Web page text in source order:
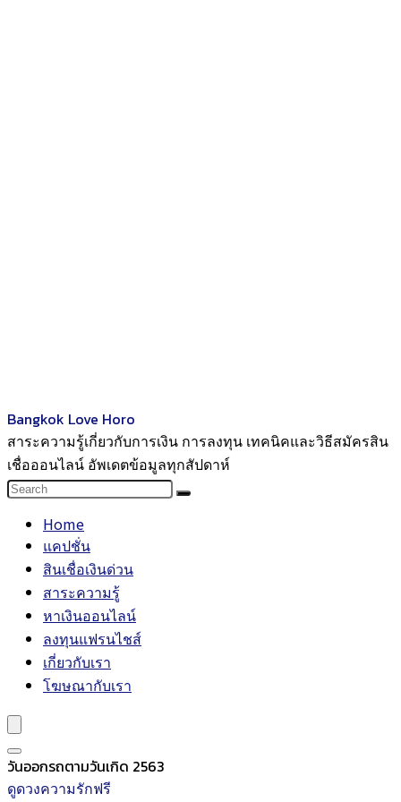
Bangkok Love Horo
สาระความรู้เกี่ยวกับการเงิน การลงทุน เทคนิคและวิธีสมัครสิน
เชื่อออนไลน์ อัพเดตข้อมูลทุกสัปดาห์
Home
แคปชั่น
สินเชื่อเงินด่วน
สาระความรู้
หาเงินออนไลน์
ลงทุนแฟรนไชส์
เกี่ยวกับเรา
โฆษณากับเรา
วันออกรถตามวันเกิด 2563
ดูดวงความรักฟรี